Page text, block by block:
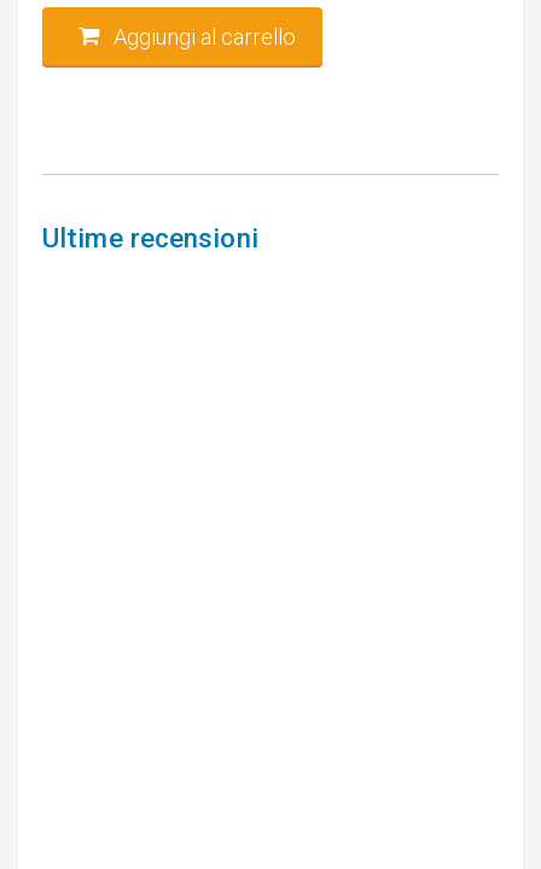
Aggiungi al carrello
Ultime recensioni